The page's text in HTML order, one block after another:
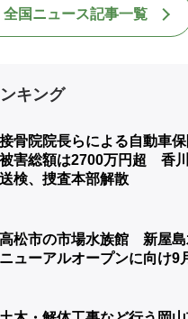
全国ニュース記事一覧
キング
接骨院院長らによる自動車
被害総額は2700万円超 香
送検、捜査本部解散
高松市の市場水族館 新屋島
ニューアルオープンに向け9